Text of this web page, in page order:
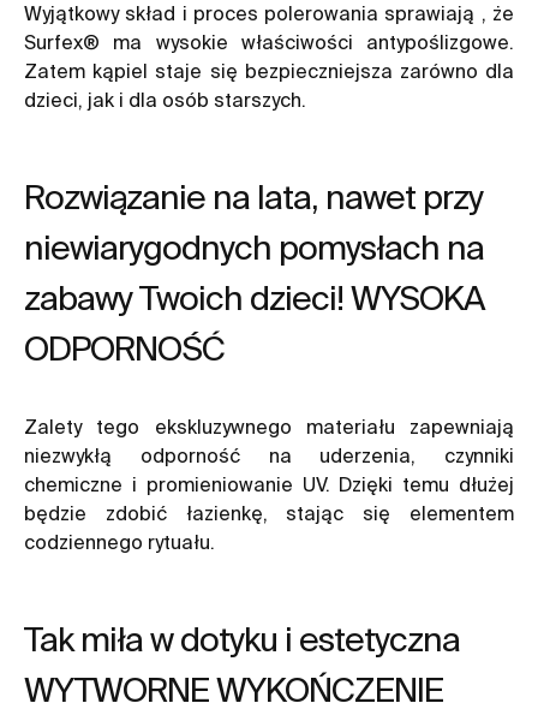
Wyjątkowy skład i proces polerowania sprawiają , że
Surfex® ma wysokie właściwości antypoślizgowe.
Zatem kąpiel staje się bezpieczniejsza zarówno dla
dzieci, jak i dla osób starszych.
Rozwiązanie na lata, nawet przy
niewiarygodnych pomysłach na
zabawy Twoich dzieci! WYSOKA
ODPORNOŚĆ
Zalety tego ekskluzywnego materiału zapewniają
niezwykłą odporność na uderzenia, czynniki
chemiczne i promieniowanie UV. Dzięki temu dłużej
będzie zdobić łazienkę, stając się elementem
codziennego rytuału.
Tak miła w dotyku i estetyczna
WYTWORNE WYKOŃCZENIE